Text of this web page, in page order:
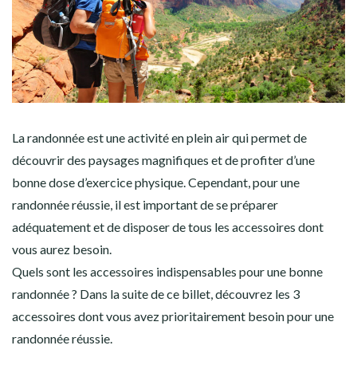
La randonnée est une activité en plein air qui permet de
découvrir des paysages magnifiques et de profiter d’une
bonne dose d’exercice physique. Cependant, pour une
randonnée réussie, il est important de se préparer
adéquatement et de disposer de tous les accessoires dont
vous aurez besoin.
Quels sont les accessoires indispensables pour une bonne
randonnée ? Dans la suite de ce billet, découvrez les 3
accessoires dont vous avez prioritairement besoin pour une
randonnée réussie.